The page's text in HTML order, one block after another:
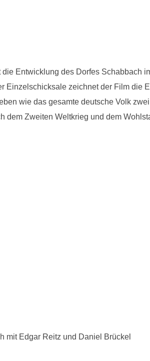
Entwicklung des Dorfes Schabbach
Einzelschicksale zeichnet der Film die
wie das gesamte deutsche Volk
Zweiten Weltkrieg und dem
mit Edgar Reitz und Daniel Brückel